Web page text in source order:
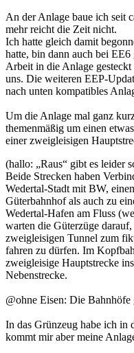
An der Anlage baue ich seit
mehr reicht die Zeit nicht.
Ich hatte gleich damit
hatte, bin dann auch bei
Arbeit in die Anlage
uns. Die weiteren EEP-
nach unten kompatibles
Um die Anlage mal ganz
themenmäßig um einen
einer zweigleisigen
(hallo: „Raus“ gibt es leider
Beide Strecken haben
Wedertal-Stadt mit BW,
Güterbahnhof als auch zu
Wedertal-Hafen am Fluss
warten die Güterzüge
zweigleisigen Tunnel zum
fahren zu dürfen. Im
zweigleisige Hauptstrecke
Nebenstrecke.
@ohne Eisen: Die
In das Grünzeug habe ich in
kommt mir aber meine